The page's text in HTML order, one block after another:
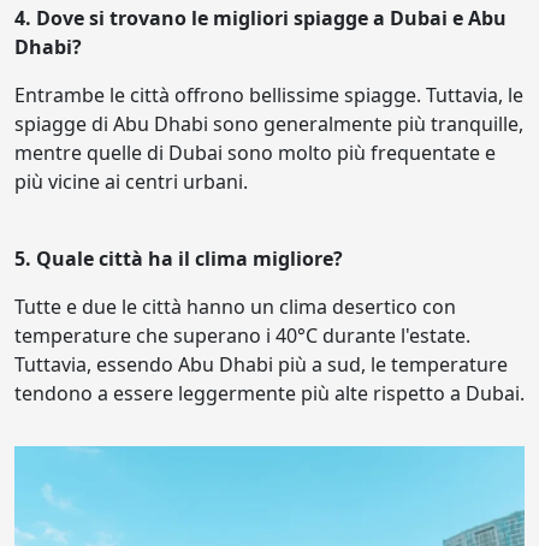
4. Dove si trovano le migliori spiagge a Dubai e Abu
Dhabi?
Entrambe le città offrono bellissime spiagge. Tuttavia, le
spiagge di Abu Dhabi sono generalmente più tranquille,
mentre quelle di Dubai sono molto più frequentate e
più vicine ai centri urbani.
5. Quale città ha il clima migliore?
Tutte e due le città hanno un clima desertico con
temperature che superano i 40°C durante l'estate.
Tuttavia, essendo Abu Dhabi più a sud, le temperature
tendono a essere leggermente più alte rispetto a Dubai.